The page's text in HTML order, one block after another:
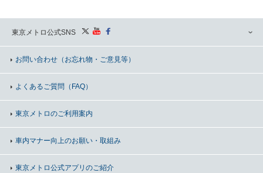
東京メトロ公式SNS
お問い合わせ （お忘れ物・ご意見等）
よくあるご質問（FAQ）
東京メトロのご利用案内
車内マナー向上のお願い・取組み
東京メトロ公式アプリのご紹介